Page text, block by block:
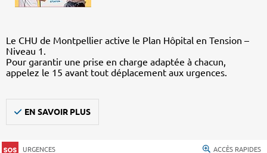
Le CHU de Montpellier active le Plan Hôpital en Tension –
Niveau 1.
Pour garantir une prise en charge adaptée à chacun,
appelez le 15 avant tout déplacement aux urgences.
EN SAVOIR PLUS
URGENCES ACCÈS RAPIDES